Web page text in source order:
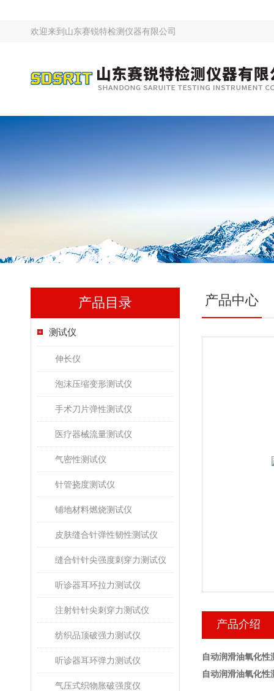
欢迎来到 山东赛锐特检测仪器有限公司
产品目录
测试仪
伸长仪
泡沫压缩变形测试仪
手术刀片弹性测试仪
医疗器械流量测试仪
气密性测试仪
针管挠度测试仪
铺地材料燃烧测试仪
皮肤缝合针弹性韧性测试仪
缝合针针尖强度刺穿力测试仪
听诊器耳环拉力测试仪
注射针针尖刺穿力测试仪
纺织品顶破强力测试仪
听诊器耳环弹力测试仪
气压式织物胀破强度仪
产品中心
产品介绍
自动润滑油氧化性
自动润滑油氧化